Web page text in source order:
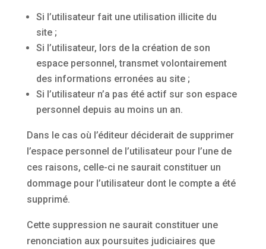
Si l’utilisateur fait une utilisation illicite du
site ;
Si l’utilisateur, lors de la création de son
espace personnel, transmet volontairement
des informations erronées au site ;
Si l’utilisateur n’a pas été actif sur son espace
personnel depuis au moins un an.
Dans le cas où l’éditeur déciderait de supprimer
l’espace personnel de l’utilisateur pour l’une de
ces raisons, celle-ci ne saurait constituer un
dommage pour l’utilisateur dont le compte a été
supprimé.
Cette suppression ne saurait constituer une
renonciation aux poursuites judiciaires que